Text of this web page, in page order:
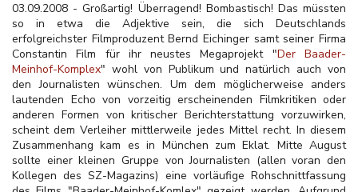
03.09.2008 - Großartig! Überragend! Bombastisch! Das müssten
so in etwa die Adjektive sein, die sich Deutschlands
erfolgreichster Filmproduzent Bernd Eichinger samt seiner Firma
Constantin Film für ihr neustes Megaprojekt "Der Baader-
Meinhof-Komplex" wohl von Publikum und natürlich auch von
den Journalisten wünschen. Um dem möglicherweise anders
lautenden Echo von vorzeitig erscheinenden Filmkritiken oder
anderen Formen von kritischer Berichterstattung vorzuwirken,
scheint dem Verleiher mittlerweile jedes Mittel recht. In diesem
Zusammenhang kam es in München zum Eklat. Mitte August
sollte einer kleinen Gruppe von Journalisten (allen voran den
Kollegen des SZ-Magazins) eine vorläufige Rohschnittfassung